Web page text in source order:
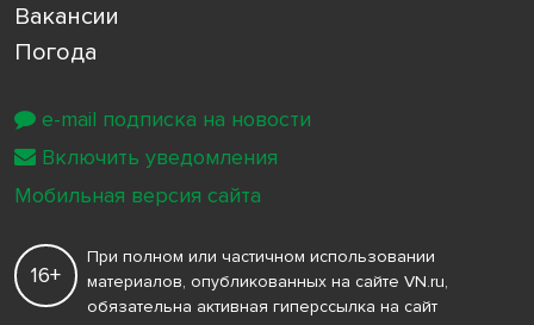
Вакансии
Погода
16+
При полном или частичном использовании
материалов, опубликованных на сайте VN.ru,
обязательна активная гиперссылка на сайт
e-mail подписка на новости
Включить уведомления
Мобильная версия сайта